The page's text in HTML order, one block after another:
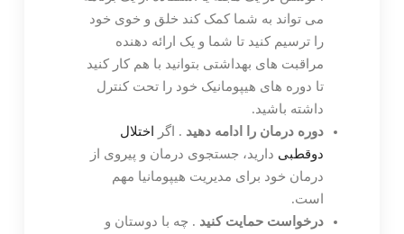
می تواند به شما کمک کند خلق و خوی خود
را ترسیم کنید تا شما و یک ارائه دهنده
مراقبت های بهداشتی بتوانید با هم کار کنید
تا دوره های هیپومانیک خود را تحت کنترل
داشته باشید.
دوره درمان را ادامه دهید . اگر
اختلال
دوقطبی دارید، جستجوی درمان و پیروی از
درمان خود برای مدیریت هیپومانیا مهم
است.
درخواست حمایت کنید . چه با دوستان و